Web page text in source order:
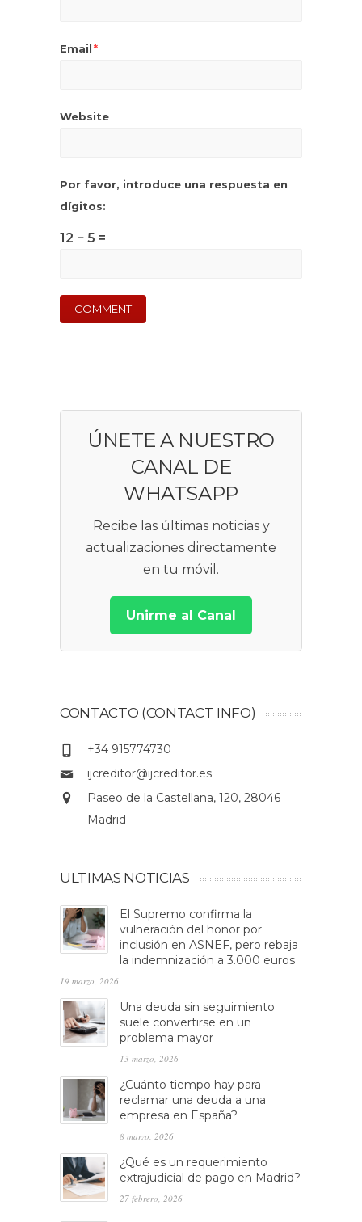
Email*
Website
Por favor, introduce una respuesta en
dígitos:
12 − 5 =
ÚNETE A NUESTRO
CANAL DE
WHATSAPP
Recibe las últimas noticias y
actualizaciones directamente
en tu móvil.
Unirme al Canal
CONTACTO (CONTACT INFO)
+34 915774730
ijcreditor@ijcreditor.es
Paseo de la Castellana, 120, 28046
Madrid
ULTIMAS NOTICIAS
El Supremo confirma la
vulneración del honor por
inclusión en ASNEF, pero rebaja
la indemnización a 3.000 euros
19 marzo, 2026
Una deuda sin seguimiento
suele convertirse en un
problema mayor
13 marzo, 2026
¿Cuánto tiempo hay para
reclamar una deuda a una
empresa en España?
8 marzo, 2026
¿Qué es un requerimiento
extrajudicial de pago en Madrid?
27 febrero, 2026